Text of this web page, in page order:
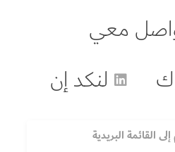
معي
لنكد إن
القائمة البريدية